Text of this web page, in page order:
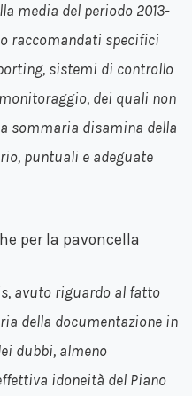
media del periodo 2013-
raccomandati specifici
sistemi di controllo
dei quali non
sommaria disamina della
puntuali e adeguate
per la pavoncella
avuto riguardo al fatto
della documentazione in
dubbi, almeno
idoneità del Piano